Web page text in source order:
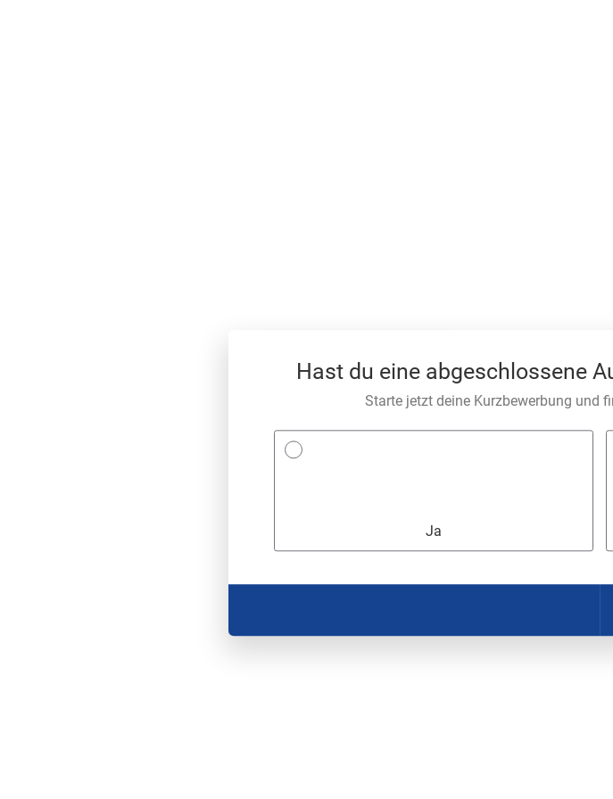
Hast du eine abgeschlossene
Starte jetzt deine Kurzbewerbung und
Ja